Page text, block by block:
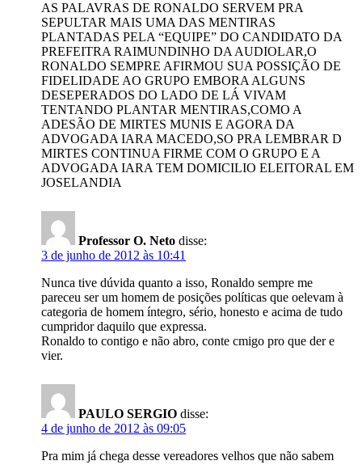
AS PALAVRAS DE RONALDO SERVEM PRA
SEPULTAR MAIS UMA DAS MENTIRAS
PLANTADAS PELA “EQUIPE” DO CANDIDATO DA
PREFEITRA RAIMUNDINHO DA AUDIOLAR,O
RONALDO SEMPRE AFIRMOU SUA POSSIÇÃO DE
FIDELIDADE AO GRUPO EMBORA ALGUNS
DESEPERADOS DO LADO DE LÁ VIVAM
TENTANDO PLANTAR MENTIRAS,COMO A
ADESÃO DE MIRTES MUNIS E AGORA DA
ADVOGADA IARA MACEDO,SO PRA LEMBRAR D
MIRTES CONTINUA FIRME COM O GRUPO E A
ADVOGADA IARA TEM DOMICILIO ELEITORAL EM
JOSELANDIA
Professor O. Neto disse:
3 de junho de 2012 às 10:41
Nunca tive dúvida quanto a isso, Ronaldo sempre me
pareceu ser um homem de posições políticas que oelevam à
categoria de homem íntegro, sério, honesto e acima de tudo
cumpridor daquilo que expressa.
Ronaldo to contigo e não abro, conte cmigo pro que der e
vier.
PAULO SERGIO disse:
4 de junho de 2012 às 09:05
Pra mim já chega desse vereadores velhos que não sabem